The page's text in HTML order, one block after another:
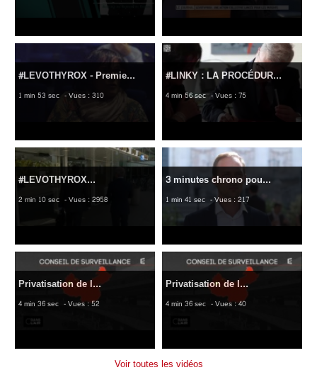
#LEVOTHYROX - Premie...
1 min 53 sec - Vues : 310
#LINKY : LA PROCÉDUR...
4 min 56 sec - Vues : 75
#LEVOTHYROX...
2 min 10 sec - Vues : 2958
3 minutes chrono pou...
1 min 41 sec - Vues : 217
Privatisation de l...
4 min 36 sec - Vues : 52
Privatisation de l...
4 min 36 sec - Vues : 40
Voir toutes les vidéos